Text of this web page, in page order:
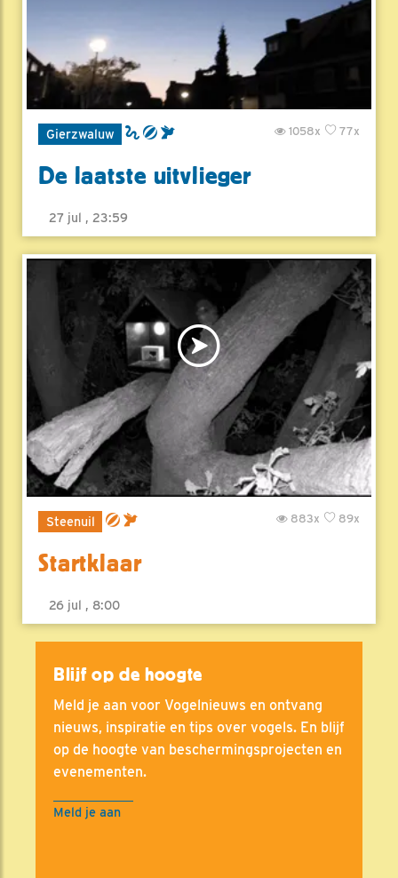
Gierzwaluw 77x
1058x
De laatste uitvlieger
27 jul , 23:59
Steenuil 89x
883x
Startklaar
26 jul , 8:00
Blijf op de hoogte
Meld je aan voor Vogelnieuws en ontvang
nieuws, inspiratie en tips over vogels. En blijf
op de hoogte van beschermingsprojecten en
evenementen.
Meld je aan